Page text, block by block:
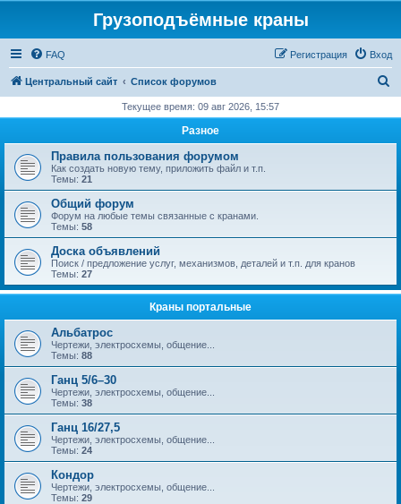
Грузоподъёмные краны
FAQ Вход
Регистрация
Центральный сайт Список форумов
с
Текущее время: 09 авг 2026, 15:57
Разное
Правила пользования форумом
Как создать новую тему, приложить файл и т.п.
Темы: 21
Общий форум
Форум на любые темы связанные с кранами.
Темы: 58
Доска объявлений
Поиск / предложение услуг, механизмов, деталей и т.п. для кранов
Темы: 27
Краны портальные
Альбатрос
Чертежи, электросхемы, общение...
Темы: 88
Ганц 5/6–30
Чертежи, электросхемы, общение...
Темы: 38
Ганц 16/27,5
Чертежи, электросхемы, общение...
Темы: 24
Кондор
Чертежи, электросхемы, общение...
Темы: 29